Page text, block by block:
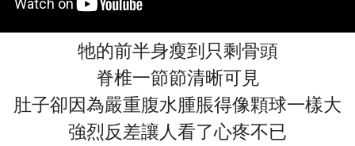
牠的前半身瘦到只剩骨頭
脊椎一節節清晰可見
肚子卻因為嚴重腹水腫脹得像顆球一樣大
強烈反差讓人看了心疼不已